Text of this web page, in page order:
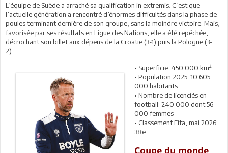
L’équipe de Suède a arraché sa qualification in extremis. C’est que
l’actuelle génération a rencontré d’énormes difficultés dans la phase de
poules terminant dernière de son groupe, sans la moindre victoire. Mais,
favorisée par ses résultats en Ligue des Nations, elle a été repêchée,
décrochant son billet aux dépens de la Croatie (3-1) puis la Pologne (3-
2).
• Superficie: 450 000 km2
• Population 2025: 10 605
000 habitants
• Nombre de licenciés en
football: 240 000 dont 56
000 femmes
• Classement Fifa, mai 2026:
38e
Coupe du monde